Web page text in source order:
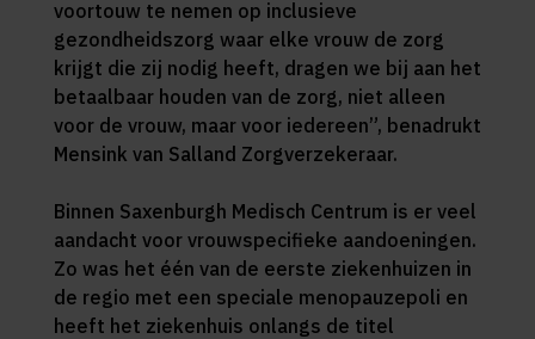
voortouw te nemen op inclusieve
gezondheidszorg waar elke vrouw de zorg
krijgt die zij nodig heeft, dragen we bij aan het
betaalbaar houden van de zorg, niet alleen
voor de vrouw, maar voor iedereen”, benadrukt
Mensink van Salland Zorgverzekeraar.
Binnen Saxenburgh Medisch Centrum is er veel
aandacht voor vrouwspecifieke aandoeningen.
Zo was het één van de eerste ziekenhuizen in
de regio met een speciale menopauzepoli en
heeft het ziekenhuis onlangs de titel